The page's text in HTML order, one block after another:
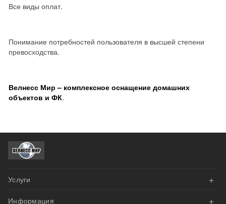
Все виды оплат.
Понимание потребностей пользователя в высшей степени
превосходства.
Велнесс Мир – комплексное оснащение домашних
объектов и ФК.
Услуги +
АКЦИИ
Информация +